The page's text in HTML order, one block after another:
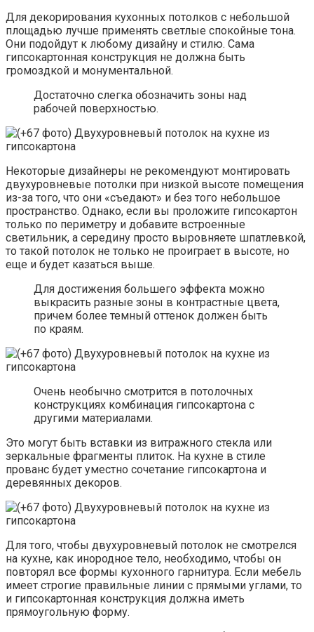
Для декорирования кухонных потолков с небольшой
площадью лучше применять светлые спокойные тона.
Они подойдут к любому дизайну и стилю. Сама
гипсокартонная конструкция не должна быть
громоздкой и монументальной.
Достаточно слегка обозначить зоны над
рабочей поверхностью.
Некоторые дизайнеры не рекомендуют монтировать
двухуровневые потолки при низкой высоте помещения
из-за того, что они «съедают» и без того небольшое
пространство. Однако, если вы проложите гипсокартон
только по периметру и добавите встроенные
светильник, а середину просто выровняете шпатлевкой,
то такой потолок не только не проиграет в высоте, но
еще и будет казаться выше.
Для достижения большего эффекта можно
выкрасить разные зоны в контрастные цвета,
причем более темный оттенок должен быть
по краям.
Очень необычно смотрится в потолочных
конструкциях комбинация гипсокартона с
другими материалами.
Это могут быть вставки из витражного стекла или
зеркальные фрагменты плиток. На кухне в стиле
прованс будет уместно сочетание гипсокартона и
деревянных декоров.
Для того, чтобы двухуровневый потолок не смотрелся
на кухне, как инородное тело, необходимо, чтобы он
повторял все формы кухонного гарнитура. Если мебель
имеет строгие правильные линии с прямыми углами, то
и гипсокартонная конструкция должна иметь
прямоугольную форму.